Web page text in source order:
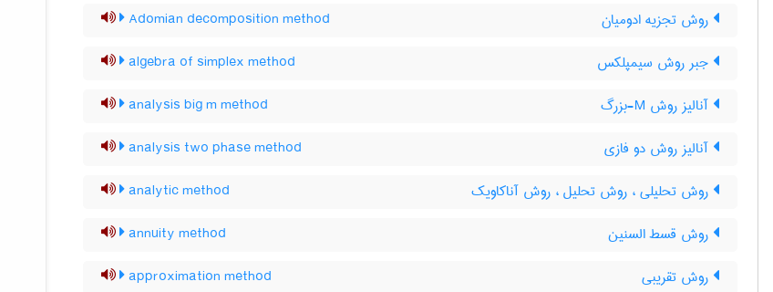
روش تجزیه ادومیان Adomian decomposition method
جبر روش سیمپلکس algebra of simplex method
آنالیز روش M-بزرگ analysis big m method
آنالیز روش دو فازی analysis two phase method
روش تحلیلی ، روش تحلیل ، روش آناکاویک analytic method
روش قسط السنین annuity method
روش تقریبی approximation method